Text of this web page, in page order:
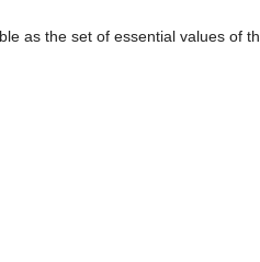
as the set of essential values of